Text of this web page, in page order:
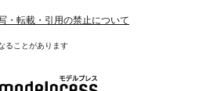
・転載・引用の禁止について
ることがあります